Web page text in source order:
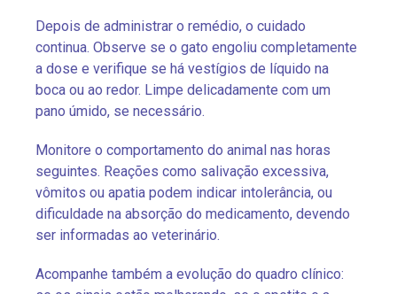
Depois de administrar o remédio, o cuidado
continua. Observe se o gato engoliu completamente
a dose e verifique se há vestígios de líquido na
boca ou ao redor. Limpe delicadamente com um
pano úmido, se necessário.
Monitore o comportamento do animal nas horas
seguintes. Reações como salivação excessiva,
vômitos ou apatia podem indicar intolerância, ou
dificuldade na absorção do medicamento, devendo
ser informadas ao veterinário.
Acompanhe também a evolução do quadro clínico: